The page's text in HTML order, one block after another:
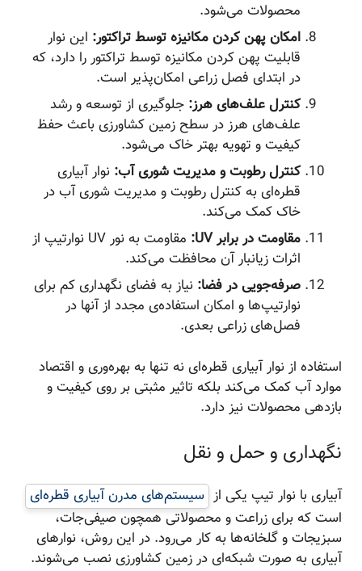
محصولات می‌شود.
امکان پهن کردن مکانیزه توسط تراکتور:این نوار
قابلیت پهن کردن مکانیزه توسط تراکتور را دارد، که
در ابتدای فصل زراعی امکان‌پذیر است.
کنترل علف‌های هرز:جلوگیری از توسعه و رشد
علف‌های هرز در سطح زمین کشاورزی باعث حفظ
کیفیت و تهویه بهتر خاک می‌شود.
کنترل رطوبت و مدیریت شوری آب:نوار آبیاری
قطره‌ای به کنترل رطوبت و مدیریت شوری آب در
خاک کمک می‌کند.
مقاومت در برابر UV:
مقاومت به نور UV نوارتیپ از
اثرات زیانبار آن محافظت می‌کند.
صرفه‌جویی در فضا:نیاز به فضای نگهداری کم برای
نوارتیپ‌ها و امکان استفاده‌ی مجدد از آنها در
فصل‌های زراعی بعدی.
استفاده از نوار آبیاری قطره‌ای نه تنها به بهره‌وری و اقتصاد
موارد آب کمک می‌کند بلکه تاثیر مثبتی بر روی کیفیت و
بازدهی محصولات نیز دارد.
نگهداری و حمل و نقل
آبیاری با نوار تیپ یکی از سیستم‌های مدرن آبیاری قطره‌ای
است که برای زراعت و محصولاتی همچون صیفی‌جات،
سبزیجات و گلخانه‌ها به کار می‌رود. در این روش، نوارهای
آبیاری به صورت شبکه‌ای در زمین کشاورزی نصب می‌شوند.